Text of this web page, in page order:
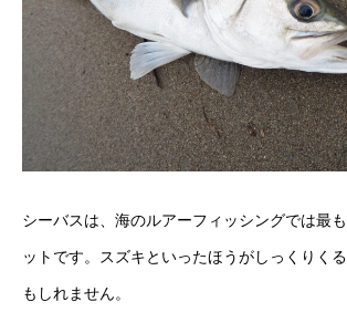
シーバスは、海のルアーフィッシングでは最
ットです。スズキといったほうがしっくりく
もしれません。